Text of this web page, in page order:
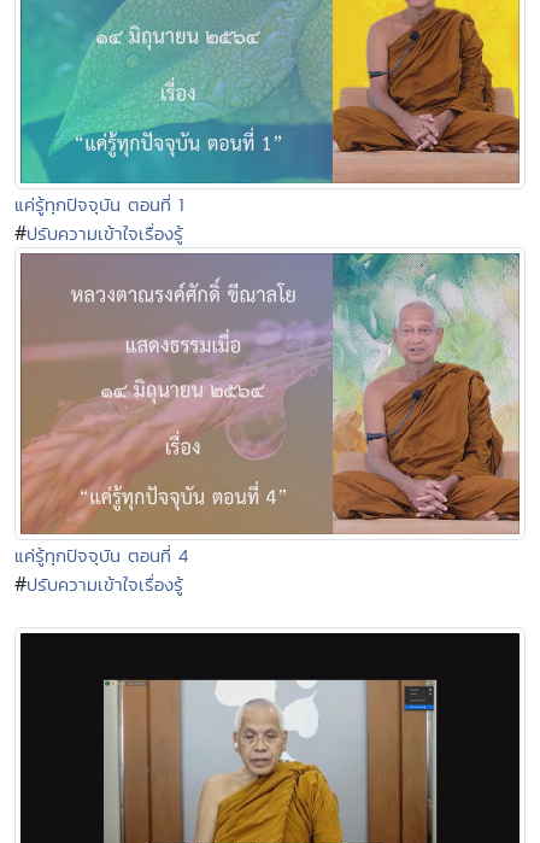
แค่รู้ทุกปัจจุบัน ตอนที่ 1
#ปรับความเข้าใจเรื่องรู้
แค่รู้ทุกปัจจุบัน ตอนที่ 4
#ปรับความเข้าใจเรื่องรู้